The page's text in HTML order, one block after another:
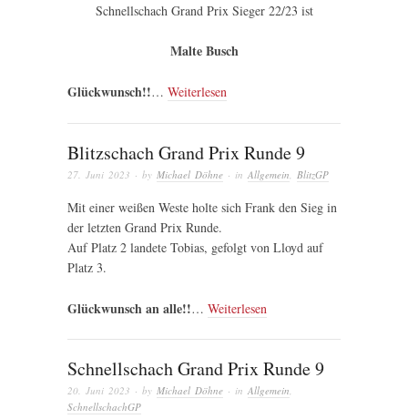
Schnellschach Grand Prix Sieger 22/23 ist
Malte Busch
Glückwunsch!!… Weiterlesen
Blitzschach Grand Prix Runde 9
27. Juni 2023 · by Michael Döhne · in Allgemein BlitzGP
Mit einer weißen Weste holte sich Frank den Sieg in
der letzten Grand Prix Runde.
Auf Platz 2 landete Tobias, gefolgt von Lloyd auf
Platz 3.
Glückwunsch an alle!!… Weiterlesen
Schnellschach Grand Prix Runde 9
20. Juni 2023 · by Michael Döhne · in Allgemein,
SchnellschachGP